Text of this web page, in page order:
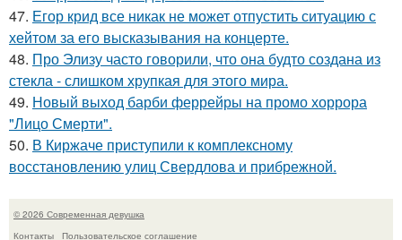
47. Егор крид все никак не может отпустить ситуацию с
хейтом за его высказывания на концерте.
48. Про Элизу часто говорили, что она будто создана из
стекла - слишком хрупкая для этого мира.
49. Новый выход барби феррейры на промо хоррора
"Лицо Смерти".
50. В Киржаче приступили к комплексному
восстановлению улиц Свердлова и прибрежной.
© 2026 Современная девушка
Контакты
Пользовательское соглашение